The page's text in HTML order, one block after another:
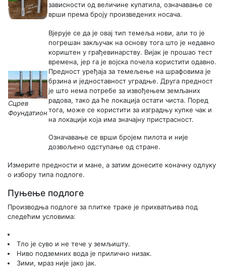
зависности од величине купатила, означавање се
врши према броју произведених носача.
Сцрев
Фоундатион
Вјерује се да је овај тип темеља нови, али то је
погрешан закључак на основу тога што је недавно
кориштен у грађевинарству. Вијак је прошао тест
времена, јер га је војска почела користити одавно.
Предност уређаја за темељење на шрафовима је
брзина и једноставност уградње. Друга предност
је што нема потребе за извођењем земљаних
радова, тако да ће локација остати чиста. Поред
тога, може се користити за изградњу купке чак и
на локацији која има значајну пристрасност.
Означавање се врши бројем пилота и није
дозвољено одступање од стране.
Измерите предности и мане, а затим донесите коначну одлуку
о избору типа подлоге.
Пуњење подлоге
Производња подлоге за плитке траке је прихватљива под
следећим условима:
Тло је суво и не тече у земљишту.
Ниво подземних вода је прилично низак.
Зими, мраз није јако јак.